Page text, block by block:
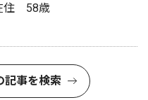
住 58歳
記事を検索